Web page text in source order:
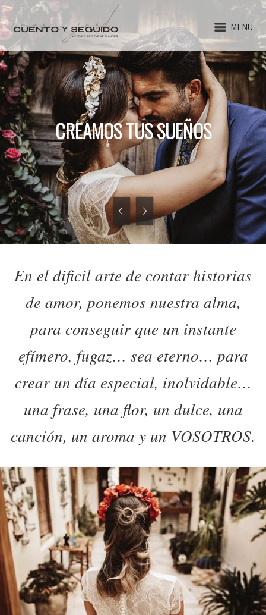
MENU
CREAMOS TUS SUEÑOS
En el dificil arte de contar historias
de amor, ponemos nuestra alma,
para conseguir que un instante
efímero, fugaz… sea eterno… para
crear un día especial, inolvidable…
una frase, una flor, un dulce, una
canción, un aroma y un VOSOTROS.